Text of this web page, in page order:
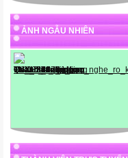
ẢNH NGẪU NHIÊN